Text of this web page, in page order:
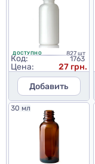
ДОСТУПНО 827 шт
Код: 1763
Цена:
27 грн.
Добавить
30 мл